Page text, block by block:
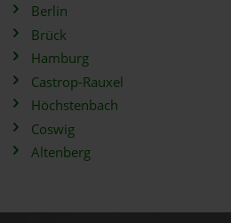
Berlin
Brück
Hamburg
Castrop-Rauxel
Höchstenbach
Coswig
Altenberg